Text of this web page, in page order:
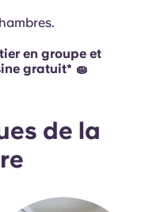
en groupe et
gratuit* 🧽
de la